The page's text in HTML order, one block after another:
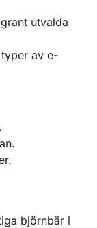
utvalda
typer av e-
björnbär i